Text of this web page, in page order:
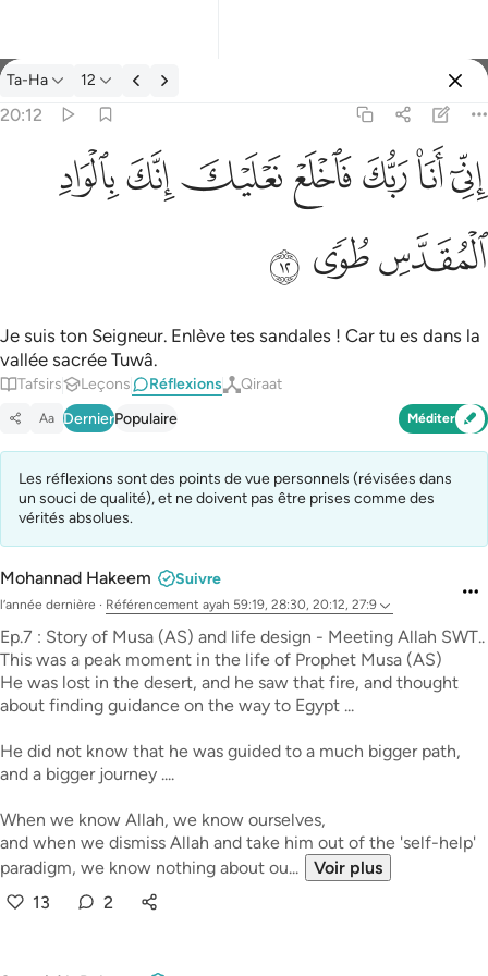
Réflexions: Ta-Ha 20:12
Ta-Ha 12
20:12
اني انا ربك فاخلع نعليك انك بالواد المقدس طوى ١٢
إِنِّىٓ أَنَا۠ رَبُّكَ فَٱخْلَعْ نَعْلَيْكَ ۖ إِنَّكَ بِٱلْوَادِ ٱلْمُقَدَّسِ طُوًۭى ١٢
ﲺﲻﲼﲽﲾﲿﳀ
ﳁﳂ ﳃ
Je suis ton Seigneur. Enlève tes sandales ! Car tu es dans la
vallée sacrée Tuwâ.
Tafsirs Leçons Réflexions Qiraat
Aa DernierPopulaire Méditer
Les réflexions sont des points de vue personnels (révisées dans
un souci de qualité), et ne doivent pas être prises comme des
vérités absolues.
Mohannad Hakeem Suivre
l’année dernière · Référencement ayah 59:19, 28:30, 20:12, 27:9
Ep.7 : Story of Musa (AS) and life design - Meeting Allah SWT..
This was a peak moment in the life of Prophet Musa (AS)
He was lost in the desert, and he saw that fire, and thought
about finding guidance on the way to Egypt ...
He did not know that he was guided to a much bigger path,
and a bigger journey ....
When we know Allah, we know ourselves,
and when we dismiss Allah and take him out of the 'self-help'
paradigm, we know nothing about ou...
Voir plus
13
2